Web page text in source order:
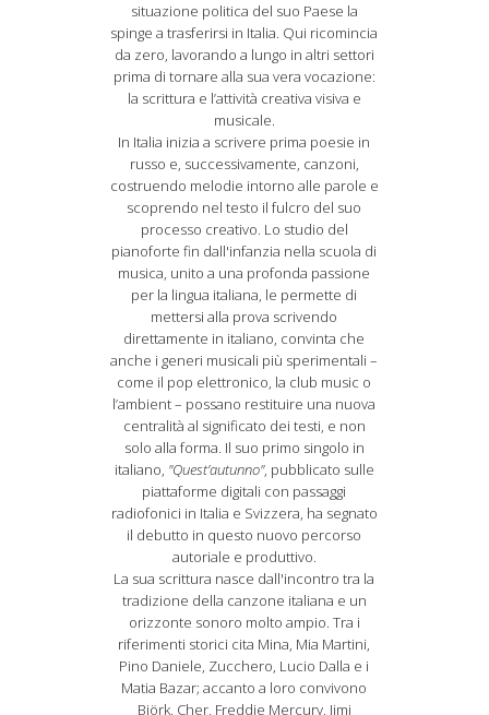
situazione politica del suo Paese la
spinge a trasferirsi in Italia. Qui ricomincia
da zero, lavorando a lungo in altri settori
prima di tornare alla sua vera vocazione:
la scrittura e l’attività creativa visiva e
musicale.
In Italia inizia a scrivere prima poesie in
russo e, successivamente, canzoni,
costruendo melodie intorno alle parole e
scoprendo nel testo il fulcro del suo
processo creativo. Lo studio del
pianoforte fin dall'infanzia nella scuola di
musica, unito a una profonda passione
per la lingua italiana, le permette di
mettersi alla prova scrivendo
direttamente in italiano, convinta che
anche i generi musicali più sperimentali –
come il pop elettronico, la club music o
l’ambient – possano restituire una nuova
centralità al significato dei testi, e non
solo alla forma. Il suo primo singolo in
italiano, "Quest’autunno", pubblicato sulle
piattaforme digitali con passaggi
radiofonici in Italia e Svizzera, ha segnato
il debutto in questo nuovo percorso
autoriale e produttivo.
La sua scrittura nasce dall'incontro tra la
tradizione della canzone italiana e un
orizzonte sonoro molto ampio. Tra i
riferimenti storici cita Mina, Mia Martini,
Pino Daniele, Zucchero, Lucio Dalla e i
Matia Bazar; accanto a loro convivono
Björk, Cher, Freddie Mercury, Jimi